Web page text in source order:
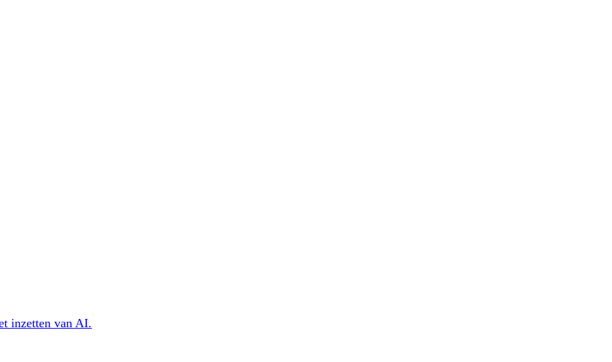
inzetten van AI.